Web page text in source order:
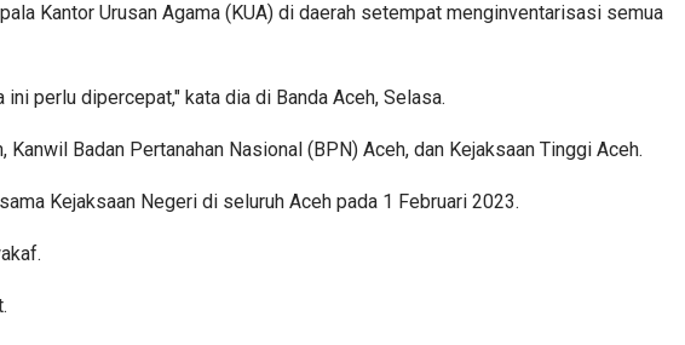
Kantor Urusan Agama (KUA) di daerah setempat menginventarisasi semua
perlu dipercepat," kata dia di Banda Aceh, Selasa.
Badan Pertanahan Nasional (BPN) Aceh, dan Kejaksaan Tinggi Aceh.
Kejaksaan Negeri di seluruh Aceh pada 1 Februari 2023.